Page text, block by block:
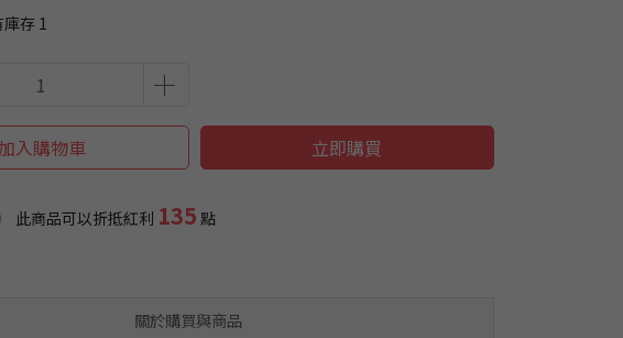
庫存 1
加入購物車 立即購買
此商品可以折抵紅利 135 點
關於購買與商品